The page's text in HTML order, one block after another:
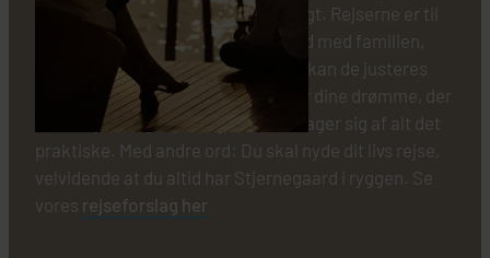
hver især byder på noget helt særligt. Rejserne er til
dig, der gerne vil rejse på egen hånd med familien,
med din partner eller alene, og alle kan de justeres
eller strikkes sammen på ny. Det er dine drømme, der
viser vejen – og Stjernegaard, der tager sig af alt det
praktiske. Med andre ord: Du skal nyde dit livs rejse,
velvidende at du altid har Stjernegaard i ryggen. Se
vores rejseforslag her